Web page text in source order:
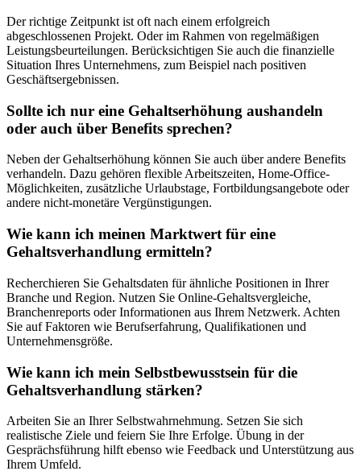
Der richtige Zeitpunkt ist oft nach einem erfolgreich
abgeschlossenen Projekt. Oder im Rahmen von regelmäßigen
Leistungsbeurteilungen. Berücksichtigen Sie auch die finanzielle
Situation Ihres Unternehmens, zum Beispiel nach positiven
Geschäftsergebnissen.
Sollte ich nur eine Gehaltserhöhung aushandeln
oder auch über Benefits sprechen?
Neben der Gehaltserhöhung können Sie auch über andere Benefits
verhandeln. Dazu gehören flexible Arbeitszeiten, Home-Office-
Möglichkeiten, zusätzliche Urlaubstage, Fortbildungsangebote oder
andere nicht-monetäre Vergünstigungen.
Wie kann ich meinen Marktwert für eine
Gehaltsverhandlung ermitteln?
Recherchieren Sie Gehaltsdaten für ähnliche Positionen in Ihrer
Branche und Region. Nutzen Sie Online-Gehaltsvergleiche,
Branchenreports oder Informationen aus Ihrem Netzwerk. Achten
Sie auf Faktoren wie Berufserfahrung, Qualifikationen und
Unternehmensgröße.
Wie kann ich mein Selbstbewusstsein für die
Gehaltsverhandlung stärken?
Arbeiten Sie an Ihrer Selbstwahrnehmung. Setzen Sie sich
realistische Ziele und feiern Sie Ihre Erfolge. Übung in der
Gesprächsführung hilft ebenso wie Feedback und Unterstützung aus
Ihrem Umfeld.